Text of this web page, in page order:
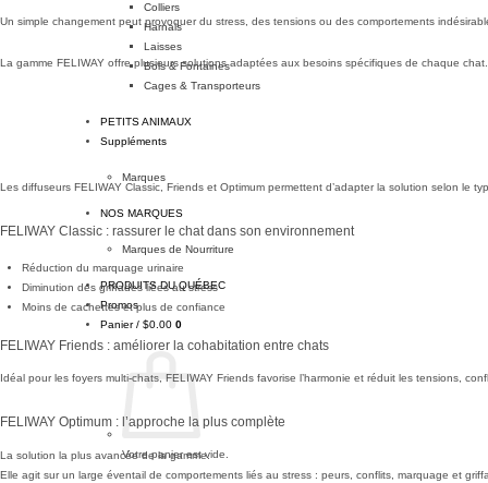
Colliers
Harnais
Laisses
Bols & Fontaines
Cages & Transporteurs
PETITS ANIMAUX
Suppléments
Marques
NOS MARQUES
Marques de Nourriture
PRODUITS DU QUÉBEC
Promos
Panier / $0.00 0
Votre panier est vide.
Un simple changement peut provoquer du stress, des tensions ou des comportements
La gamme FELIWAY offre plusieurs solutions adaptées aux besoins spécifiques de chaque chat.
Les diffuseurs FELIWAY Classic, Friends et Optimum permettent d’adapter la solution selon le
FELIWAY Classic : rassurer le chat dans son environnement
Réduction du marquage urinaire
Diminution des griffades liées au stress
Moins de cachettes et plus de confiance
FELIWAY Friends : améliorer la cohabitation entre chats
Idéal pour les foyers multi-chats, FELIWAY Friends favorise l’harmonie et réduit les tensions,
FELIWAY Optimum : l’approche la plus complète
La solution la plus avancée de la gamme.
Elle agit sur un large éventail de comportements liés au stress : peurs, conflits, marquage et